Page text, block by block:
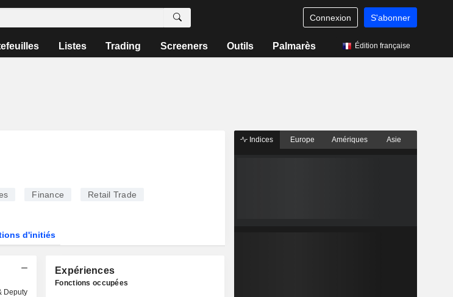
Connexion S'abonner
Listes Trading Screeners Outils Palmarès Édition française
Finance Retail Trade
d'initiés
Deputy
Expériences
Fonctions occupées
Indices Europe Amériques Asie